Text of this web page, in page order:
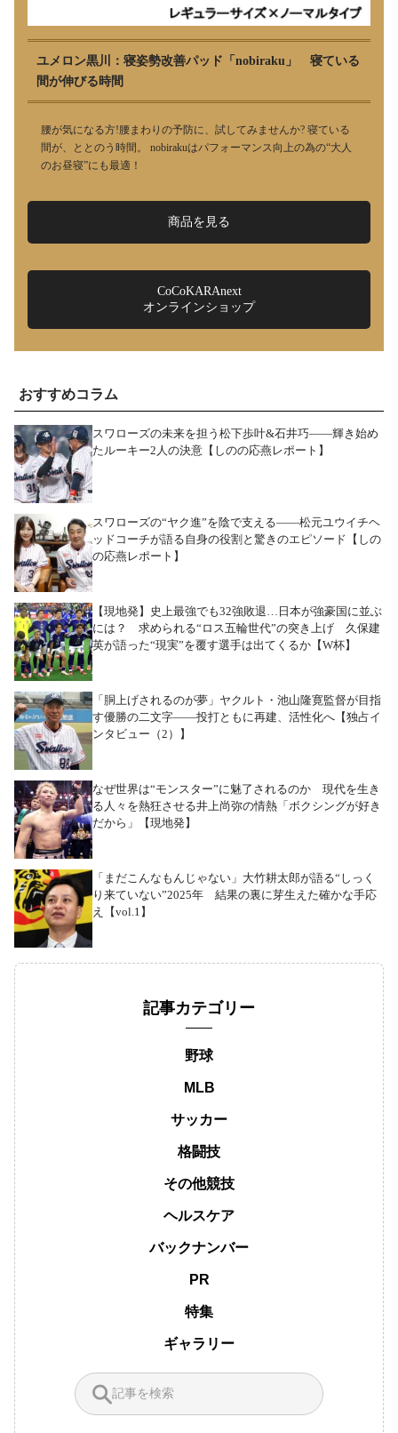
ユメロン黒川：寝姿勢改善パッド「nobiraku」 寝ている
間が伸びる時間
腰が気になる方!腰まわりの予防に、試してみませんか? 寝ている
間が、ととのう時間。 nobirakuはパフォーマンス向上の為の“大人
のお昼寝”にも最適！
商品を見る
CoCoKARAnext
オンラインショップ
おすすめコラム
スワローズの未来を担う松下歩叶&石井巧――輝き始め
たルーキー2人の決意【しのの応燕レポート】
スワローズの“ヤク進”を陰で支える――松元ユウイチヘ
ッドコーチが語る自身の役割と驚きのエピソード【しの
の応燕レポート】
【現地発】史上最強でも32強敗退…日本が強豪国に並ぶ
には？ 求められる“ロス五輪世代”の突き上げ 久保建
英が語った“現実”を覆す選手は出てくるか【W杯】
「胴上げされるのが夢」ヤクルト・池山隆寛監督が目指
す優勝の二文字――投打ともに再建、活性化へ【独占イ
ンタビュー（2）】
なぜ世界は“モンスター”に魅了されるのか 現代を生き
る人々を熱狂させる井上尚弥の情熱「ボクシングが好き
だから」【現地発】
「まだこんなもんじゃない」大竹耕太郎が語る“しっく
り来ていない”2025年 結果の裏に芽生えた確かな手応
え【vol.1】
記事カテゴリー
野球
MLB
サッカー
格闘技
その他競技
ヘルスケア
バックナンバー
PR
特集
ギャラリー